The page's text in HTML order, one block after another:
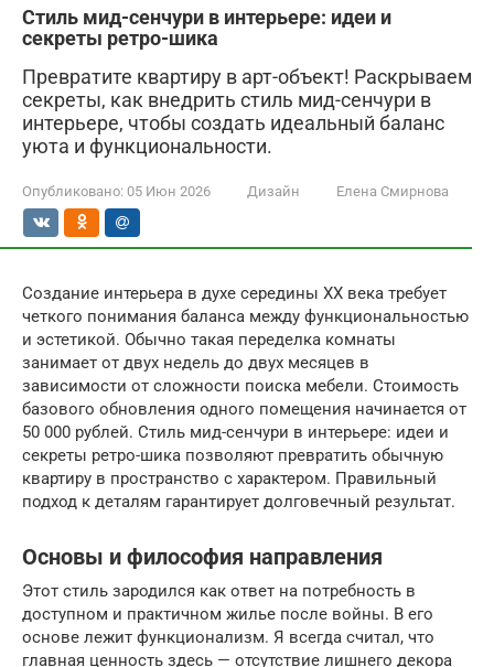
Стиль мид-сенчури в интерьере: идеи и
секреты ретро-шика
Превратите квартиру в арт-объект! Раскрываем
секреты, как внедрить стиль мид-сенчури в
интерьере, чтобы создать идеальный баланс
уюта и функциональности.
Опубликовано: 05 Июн 2026 Дизайн Елена Смирнова
Создание интерьера в духе середины XX века требует
четкого понимания баланса между функциональностью
и эстетикой. Обычно такая переделка комнаты
занимает от двух недель до двух месяцев в
зависимости от сложности поиска мебели. Стоимость
базового обновления одного помещения начинается от
50 000 рублей. Стиль мид-сенчури в интерьере: идеи и
секреты ретро-шика позволяют превратить обычную
квартиру в пространство с характером. Правильный
подход к деталям гарантирует долговечный результат.
Основы и философия направления
Этот стиль зародился как ответ на потребность в
доступном и практичном жилье после войны. В его
основе лежит функционализм. Я всегда считал, что
главная ценность здесь — отсутствие лишнего декора